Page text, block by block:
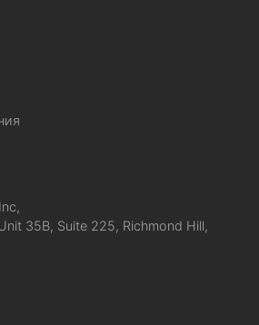
35B, Suite 225, Richmond Hill,